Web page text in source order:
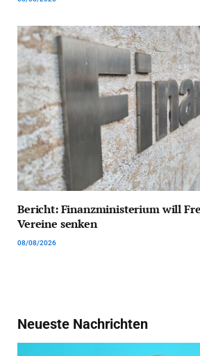
Bericht: Finanzministerium will
Vereine senken
08/08/2026
Neueste Nachrichten